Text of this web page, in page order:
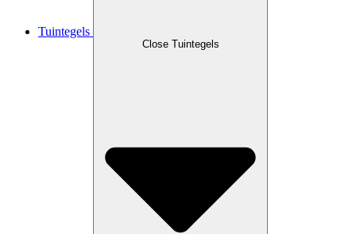
Tuintegels
Close Tuintegels